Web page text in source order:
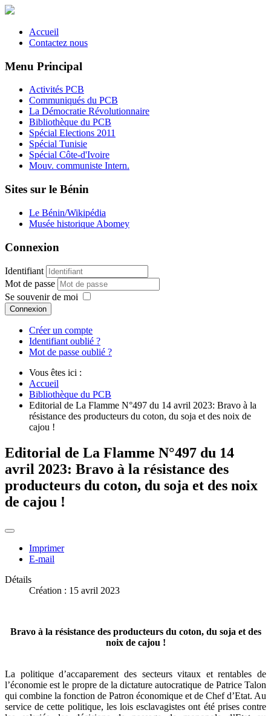
Accueil
Contactez nous
Menu Principal
Activités PCB
Communiqués du PCB
La Démocratie Révolutionnaire
Bibliothèque du PCB
Spécial Elections 2011
Spécial Tunisie
Spécial Côte-d'Ivoire
Mouv. communiste Intern.
Sites sur le Bénin
Le Bénin/Wikipédia
Musée historique Abomey
Connexion
Identifiant
Mot de passe
Se souvenir de moi
Connexion
Créer un compte
Identifiant oublié ?
Mot de passe oublié ?
Vous êtes ici :
Accueil
Bibliothèque du PCB
Editorial de La Flamme N°497 du 14 avril 2023: Bravo à la
résistance des producteurs du coton, du soja et des noix de
cajou !
Editorial de La Flamme N°497 du 14
avril 2023: Bravo à la résistance des
producteurs du coton, du soja et des noix
de cajou !
Imprimer
E-mail
Détails
Création : 15 avril 2023
Bravo à la résistance des producteurs du coton, du soja et des
noix de cajou !
La politique d’accaparement des secteurs vitaux et rentables de
l’économie est le propre de la dictature autocratique de Patrice Talon
qui combine la fonction de Patron économique et de Chef d’Etat. Au
service de cette politique, les lois esclavagistes ont été prises contre